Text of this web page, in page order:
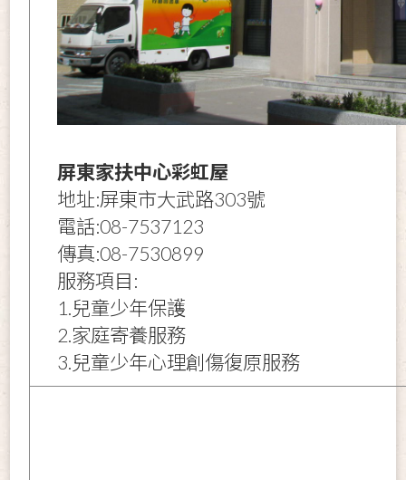
屏東家扶中心彩虹屋
地址:屏東市大武路303號
電話:08-7537123
傳真:08-7530899
服務項目:
1.兒童少年保護
2.家庭寄養服務
3.兒童少年心理創傷復原服務